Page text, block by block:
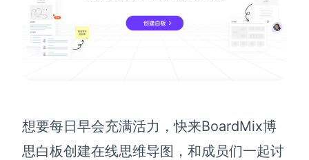
想要每日早会充满活力，快来BoardMix博
思白板创建在线思维导图，和成员们一起讨